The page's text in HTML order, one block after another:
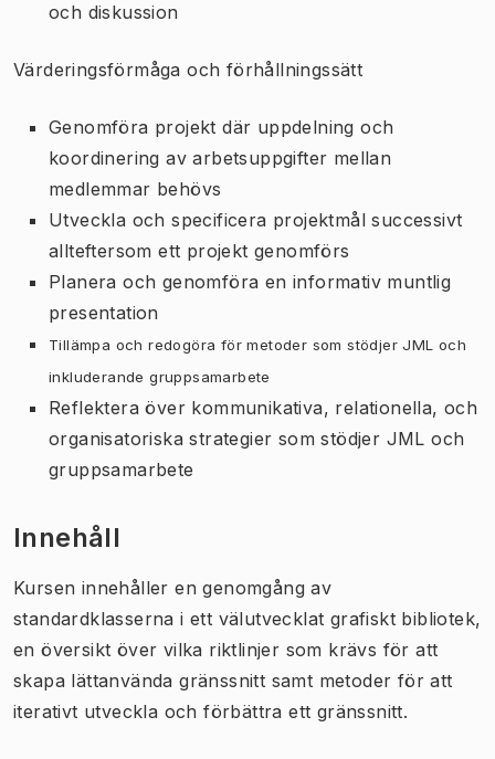
och diskussion
Värderingsförmåga och förhållningssätt
Genomföra projekt där uppdelning och
koordinering av arbetsuppgifter mellan
medlemmar behövs
Utveckla och specificera projektmål successivt
allteftersom ett projekt genomförs
Planera och genomföra en informativ muntlig
presentation
Tillämpa och redogöra för metoder som stödjer JML och
inkluderande gruppsamarbete
Reflektera över kommunikativa, relationella, och
organisatoriska strategier som stödjer JML och
gruppsamarbete
Innehåll
Kursen innehåller en genomgång av
standardklasserna i ett välutvecklat grafiskt bibliotek,
en översikt över vilka riktlinjer som krävs för att
skapa lättanvända gränssnitt samt metoder för att
iterativt utveckla och förbättra ett gränssnitt.